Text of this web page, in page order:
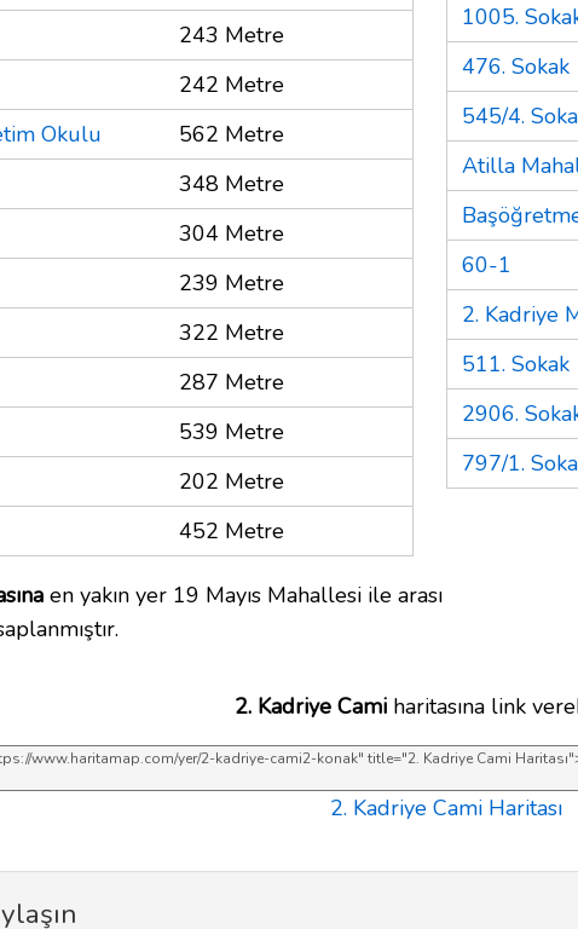
243 Metre
242 Metre
Okulu
562 Metre
348 Metre
304 Metre
239 Metre
322 Metre
287 Metre
539 Metre
202 Metre
452 Metre
en yakın yer 19 Mayıs Mahallesi ile arası
1005.
476. Sokak
545/4.
Atilla
60-1
2. Kadriye
511. Sokak
2906.
797/1.
2. Kadriye Camiharitasına link
2. Kadriye Cami Haritası